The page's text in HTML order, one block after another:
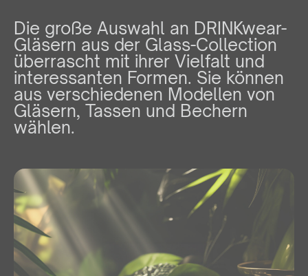
Die große Auswahl an DRINKwear-
Gläsern aus der Glass-Collection
überrascht mit ihrer Vielfalt und
interessanten Formen. Sie können
aus verschiedenen Modellen von
Gläsern, Tassen und Bechern
wählen.